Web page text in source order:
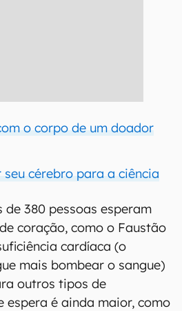
o corpo de um doador
cérebro para a ciência
de 380 pessoas esperam
coração, como o Faustão
cardíaca (o
mais bombear o sangue)
outros tipos de
espera é ainda maior, como